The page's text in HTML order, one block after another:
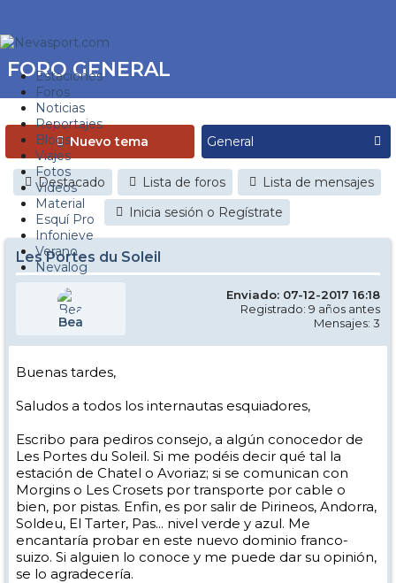
Estaciones
Foros
Noticias
Reportajes
Blogs
Viajes
Fotos
Videos
Material
Esquí Pro
Infonieve
Verano
Nevalog
FORO GENERAL
Nuevo tema
Destacado Lista de foros
Lista de mensajes
Inicia sesión o Regístrate
Les Portes du Soleil
Bea
Enviado: 07-12-2017 16:18
Registrado: 9 años antes
Mensajes: 3
Buenas tardes,
Saludos a todos los internautas esquiadores,
Escribo para pediros consejo, a algún conocedor de
Les Portes du Soleil. Si me podéis decir qué tal la
estación de Chatel o Avoriaz; si se comunican con
Morgins o Les Crosets por transporte por cable o
bien, por pistas. Enfin, es por salir de Pirineos, Andorra,
Soldeu, El Tarter, Pas... nivel verde y azul. Me
encantaría probar en este nuevo dominio franco-
suizo. Si alguien lo conoce y me puede dar su opinión,
se lo agradecería.